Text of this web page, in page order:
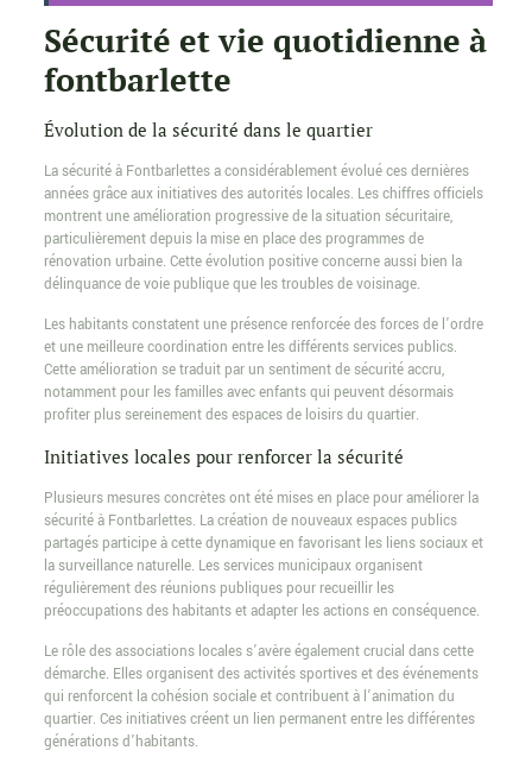
Sécurité et vie quotidienne à
fontbarlette
Évolution de la sécurité dans le quartier
La sécurité à Fontbarlettes a considérablement évolué ces dernières
années grâce aux initiatives des autorités locales. Les chiffres officiels
montrent une amélioration progressive de la situation sécuritaire,
particulièrement depuis la mise en place des programmes de
rénovation urbaine. Cette évolution positive concerne aussi bien la
délinquance de voie publique que les troubles de voisinage.
Les habitants constatent une présence renforcée des forces de l’ordre
et une meilleure coordination entre les différents services publics.
Cette amélioration se traduit par un sentiment de sécurité accru,
notamment pour les familles avec enfants qui peuvent désormais
profiter plus sereinement des espaces de loisirs du quartier.
Initiatives locales pour renforcer la sécurité
Plusieurs mesures concrètes ont été mises en place pour améliorer la
sécurité à Fontbarlettes. La création de nouveaux espaces publics
partagés participe à cette dynamique en favorisant les liens sociaux et
la surveillance naturelle. Les services municipaux organisent
régulièrement des réunions publiques pour recueillir les
préoccupations des habitants et adapter les actions en conséquence.
Le rôle des associations locales s’avère également crucial dans cette
démarche. Elles organisent des activités sportives et des événements
qui renforcent la cohésion sociale et contribuent à l’animation du
quartier. Ces initiatives créent un lien permanent entre les différentes
générations d’habitants.